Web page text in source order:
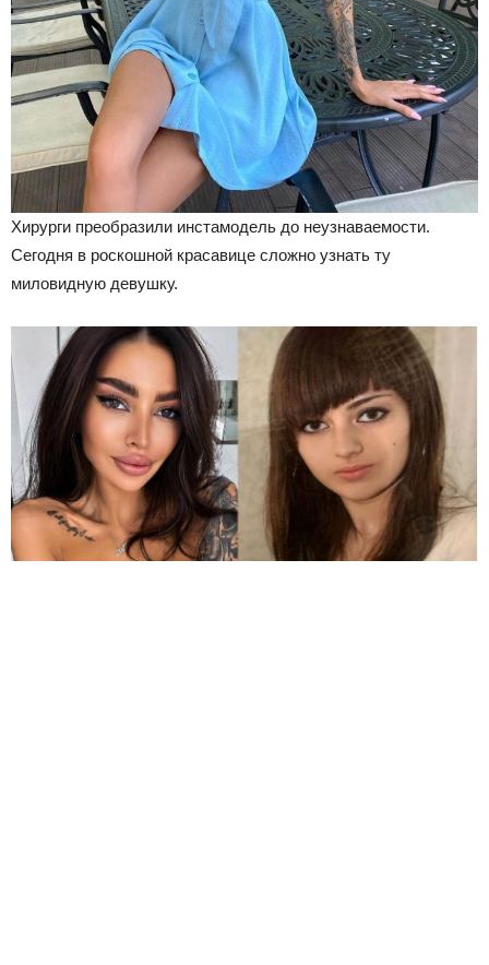
Хирурги преобразили инстамодель до неузнаваемости.
Сегодня в роскошной красавице сложно узнать ту
миловидную девушку.